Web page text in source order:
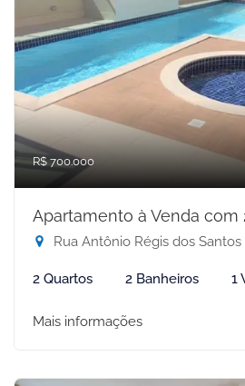
R$ 700.000
Apartamento à Venda com
Rua Antônio Régis dos Santos -
2 Quartos 2 Banheiros 1
Mais informações